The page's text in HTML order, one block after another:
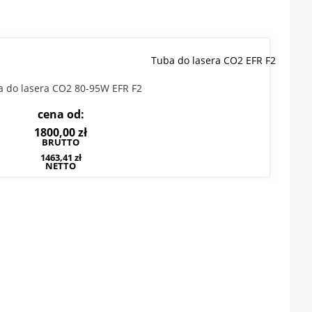
do lasera CO2 80-95W EFR F2
cena od:
1800,00zł
BRUTTO
1463,41 zł
NETTO